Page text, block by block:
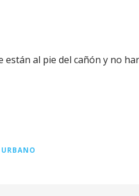
están al pie del cañón y no
URBANO